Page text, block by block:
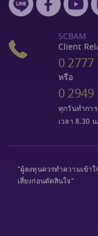
SCBAM
Client
0 2777
หรือ
0 2949
ทุกวันทำกา
เวลา 8.30
"ผู้ลงทุนควรทำความเข้า
เสี่ยงก่อนตัดสินใจ"